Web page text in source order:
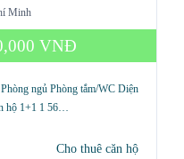
Minh
VNĐ
ngủ Phòng tắm/WC Diện
hộ 1+1 1 56…
Cho thuê căn hộ